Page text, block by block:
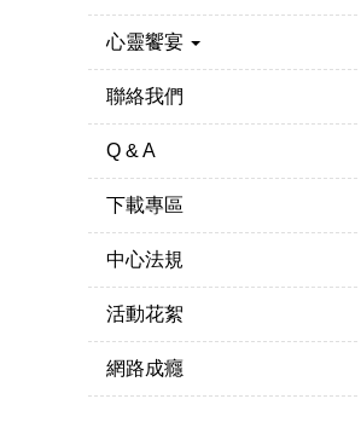
心靈饗宴
聯絡我們
Q & A
下載專區
中心法規
活動花絮
網路成癮